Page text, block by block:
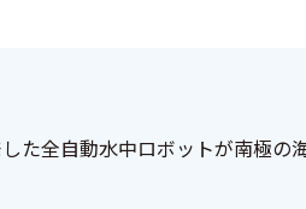
た全自動水中ロボットが南極の